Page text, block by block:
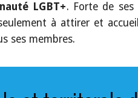
LGBT+. Forte de ses
à attirer et
ses membres.